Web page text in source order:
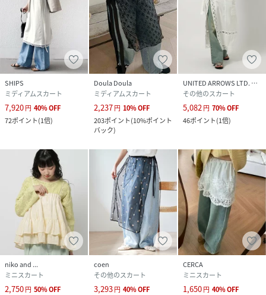
サイズ F
クリーニング 手洗い可
品番
RK7088_656825
656825-52-09 RK7088
SHIPS
ミディアムスカート
7,920円 40%OFF
72ポイント(1倍)
Doula Doula
ミディアムスカート
2,237円 10%OFF
203ポイント(10%ポイント
バック)
UNITED ARROWS LTD. OUTLET
その他のスカート
5,082円 70%OFF
46ポイント(1倍)
niko and ...
ミニスカート
2,750円 50%OFF
coen
その他のスカート
3,293円 40%OFF
CERCA
ミニスカート
1,650円 40%OFF